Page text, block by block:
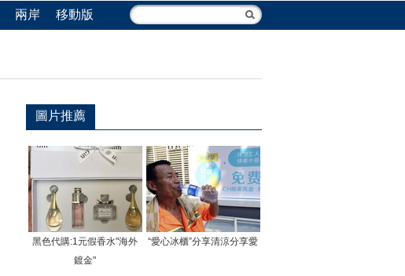
兩岸 移動版
圖片推薦
黑色代購:1元假香水"海外
鍍金"
“愛心冰櫃”分享清涼分享愛